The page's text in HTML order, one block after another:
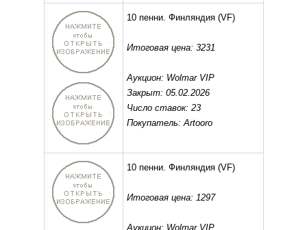
10 пенни. Финляндия(VF)
Итоговая цена: 3231
Аукцион: Wolmar VIP
Закрыт: 05.02.2026
Число ставок: 23
Покупатель: Artooro
10 пенни. Финляндия(VF)
Итоговая цена: 1297
Аукцион: Wolmar VIP